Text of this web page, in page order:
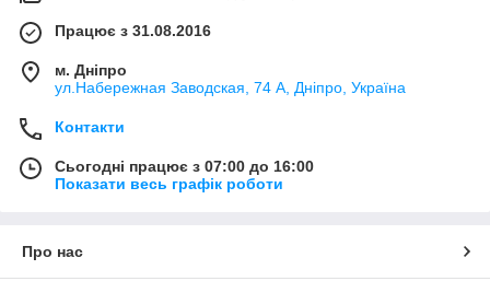
Працює з 31.08.2016
м. Дніпро
ул.Набережная Заводская, 74 А, Дніпро, Україна
Контакти
Сьогодні працює з 07:00 до 16:00
Показати весь графік роботи
Про нас